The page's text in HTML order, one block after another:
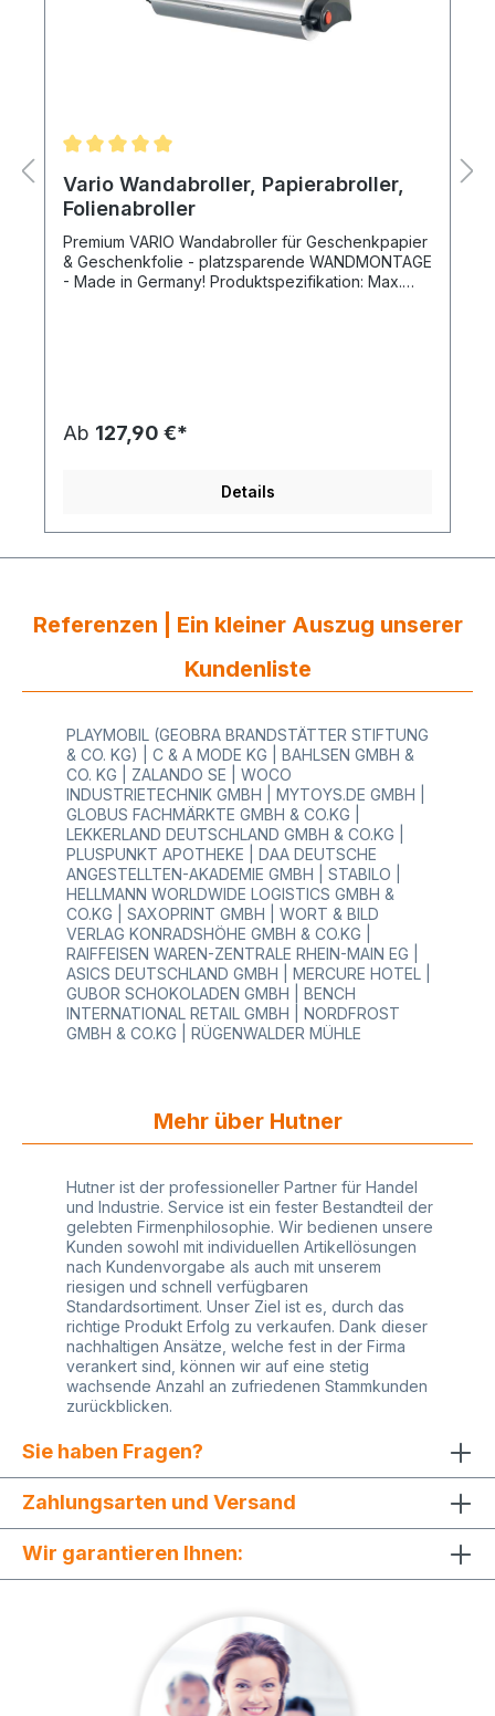
Vario Wandabroller, Papierabroller,
Folienabroller
Premium VARIO Wandabroller für Geschenkpapier
& Geschenkfolie - platzsparende WANDMONTAGE
- Made in Germany! Produktspezifikation: Max.
Rollen mit einer maximale Breite von 30 cm
30 cm + 9,5 cm = 39,5 cm) Gerätehöhe: 10,0 cm
(Gesamthöhe inkl. Rolle: ca. 24 cm) Gerätetiefe:
Rollengewicht: 20 kg Der Preis bezieht sich
Vorteile von VARIO Wandabroller für
Geschenkpapier & Folie: Premium
Geschenkpapier Wandabroller - höchste
Funktionalität mit modernem Design. Dank
elegant - perfekt für hochwertige
Geschenkverpackungen. TOP
Geschenkpapierabroller zur Wandmontage -
serienmäßig mit gezahnter Abreißschiene für
Papier und Folie Die fließende, dynamische
Formgebung harmoniert mit jeder modernen
Shopeinrichtung. Unsere Wand-Folienabroller sind
mit federnder Abreißschiene ausgestattet - für
konstanten Druck und gute Abtrennung. VARIO
Papierabroller bzw. VARIO Folienabroller wurden
hinsichtlich Design und Funktionalität stetig
weiterentwickelt und optimiert. Langlebig und
praktisch - ideal für Einzelhandel, Industrie und
Gewerbe Erhältlich sind unsere VARIO
Geschenkpapierabroller auch noch
für Tischmontage, Untertischmontage und
dem TwinCut und Vario Cut Folienschneider ein
funktionelles Zubehör für unsere
Geschenkpapierabroller (nicht im Lieferumfang
enthalten), z. B. die Aufsatzabroller, welche Sie
einfach auf einen VARIO Tischabroller montieren
können. Es ist auch möglich, mit einem VARIO
Bandabroller bis zu 8 Rollen Geschenkbänder
passgenau auf den Abroller zu bauen. Unsere
Abroller sind lieferbar in unterschiedlichen
Modellen mit unterschiedlichen maximalen
Rollenbreiten. Die gesamte Auswahl der Artikel
finden Sie in unserem Online-Shop. Jetzt
entdecken! Datenblatt herunterladen
Montageanleitung
Ab 127,90 €*
Details
Referenzen | Ein kleiner Auszug unserer
Kundenliste
PLAYMOBIL (GEOBRA BRANDSTÄTTER STIFTUNG
& CO. KG) | C & A MODE KG | BAHLSEN GMBH &
CO. KG | ZALANDO SE | WOCO
INDUSTRIETECHNIK GMBH | MYTOYS.DE GMBH |
GLOBUS FACHMÄRKTE GMBH & CO.KG |
LEKKERLAND DEUTSCHLAND GMBH & CO.KG |
PLUSPUNKT APOTHEKE | DAA DEUTSCHE
ANGESTELLTEN-AKADEMIE GMBH | STABILO |
HELLMANN WORLDWIDE LOGISTICS GMBH &
CO.KG | SAXOPRINT GMBH | WORT & BILD
VERLAG KONRADSHÖHE GMBH & CO.KG |
RAIFFEISEN WAREN-ZENTRALE RHEIN-MAIN EG |
ASICS DEUTSCHLAND GMBH | MERCURE HOTEL |
GUBOR SCHOKOLADEN GMBH | BENCH
INTERNATIONAL RETAIL GMBH | NORDFROST
GMBH & CO.KG | RÜGENWALDER MÜHLE
Mehr über Hutner
Hutner ist der professioneller Partner für Handel
und Industrie. Service ist ein fester Bestandteil der
gelebten Firmenphilosophie. Wir bedienen unsere
Kunden sowohl mit individuellen Artikellösungen
nach Kundenvorgabe als auch mit unserem
riesigen und schnell verfügbaren
Standardsortiment. Unser Ziel ist es, durch das
richtige Produkt Erfolg zu verkaufen. Dank dieser
nachhaltigen Ansätze, welche fest in der Firma
verankert sind, können wir auf eine stetig
wachsende Anzahl an zufriedenen Stammkunden
zurückblicken.
Sie haben Fragen?
Zahlungsarten und Versand
Wir garantieren Ihnen: